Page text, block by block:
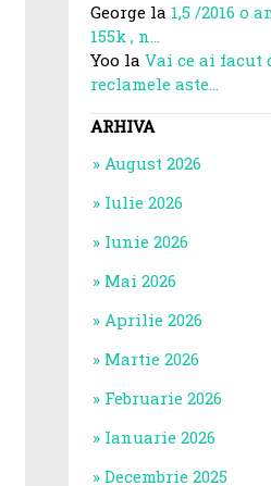
George la 1,5 /2016 o
155k , n...
Yoo la Vai ce ai facut
reclamele aste...
ARHIVA
August 2026
Iulie 2026
Iunie 2026
Mai 2026
Aprilie 2026
Martie 2026
Februarie 2026
Ianuarie 2026
Decembrie 2025